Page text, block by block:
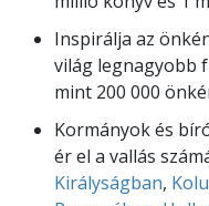
Inspirálja az
világ legnagyobb
mint 200 000
Kormányok és
ér el a vallás
Királyságban,